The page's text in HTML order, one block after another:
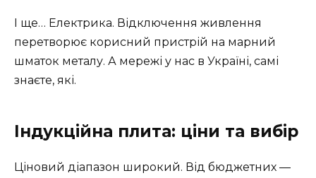
І ще… Електрика. Відключення живлення
перетворює корисний пристрій на марний
шматок металу. А мережі у нас в Україні, самі
знаєте, які.
Індукційна плита: ціни та вибір
Ціновий діапазон широкий. Від бюджетних —